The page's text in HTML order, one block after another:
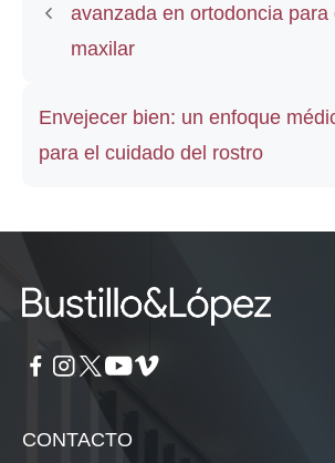
avanzada en ortodoncia para
maxilar
Envejecer bien: un enfoque
para el cuidado del rostro
CONTACTO